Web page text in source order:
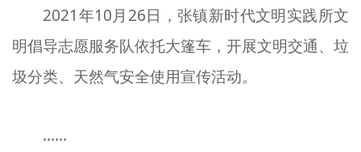
2021年10月26日，张镇新时代文明实践所文
明倡导志愿服务队依托大篷车，开展文明交通、垃
圾分类、天然气安全使用宣传活动。
……